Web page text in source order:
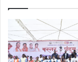
बस्तर
में’
गीत
पर